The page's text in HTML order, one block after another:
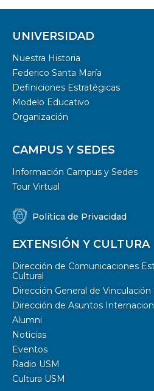
UNIVERSIDAD
Nuestra Historia
Federico Santa María
Definiciones Estratégicas
Modelo Educativo
Organización
CAMPUS Y SEDES
Información Campus y Sedes
Tour Virtual
Política de Privacidad
EXTENSIÓN Y CULTURA
Dirección de Comunicaciones
Cultural
Dirección General de
Dirección de Asuntos
Alumni
Noticias
Eventos
Radio USM
Cultura USM